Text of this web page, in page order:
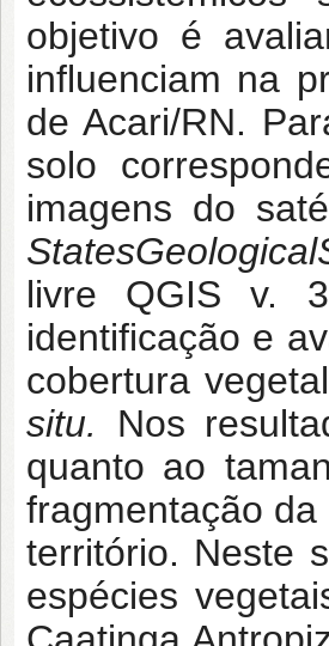
objetivo é
influenciam na
de Acari/RN.
solo
imagens do
livre QGIS v.
identificação e
cobertura
situ.
Nos
quanto ao
fragmentação
território. Neste
espécies